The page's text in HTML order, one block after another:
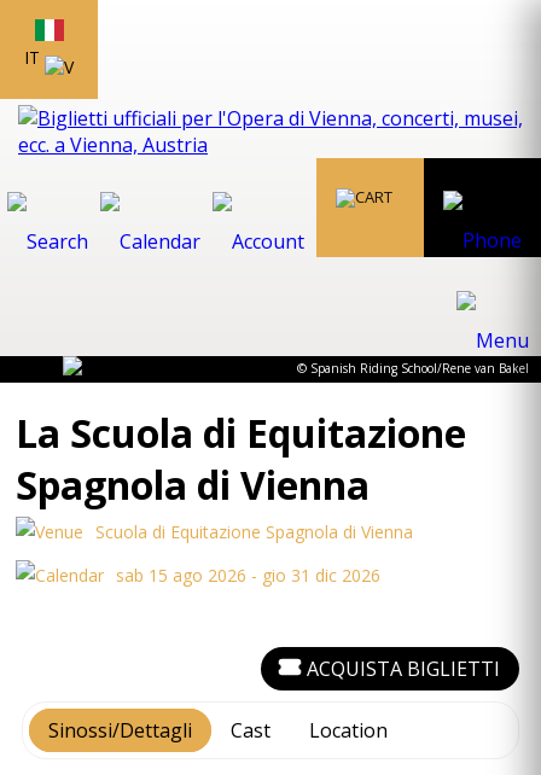
IT
© Spanish Riding School/Rene van Bakel
La Scuola di Equitazione
Spagnola di Vienna
Scuola di Equitazione Spagnola di Vienna
sab 15 ago 2026 - gio 31 dic 2026
Sinossi/Dettagli Cast Location
ACQUISTA BIGLIETTI